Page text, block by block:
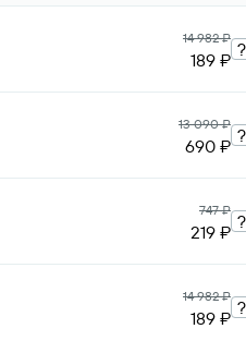
14 982 ₽
189 ₽ ?
13 090 ₽
690 ₽ ?
747 ₽
219 ₽ ?
14 982 ₽
189 ₽ ?